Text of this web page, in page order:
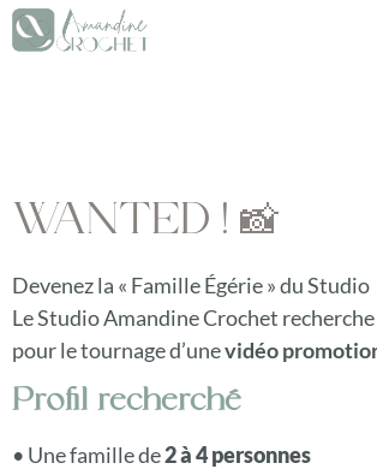
WANTED ! 📸
Devenez la « Famille Égérie » du Studio
Le Studio Amandine Crochet
pour le tournage d’unevidéo
Profil recherché
• Une famille de2 à 4 personnes